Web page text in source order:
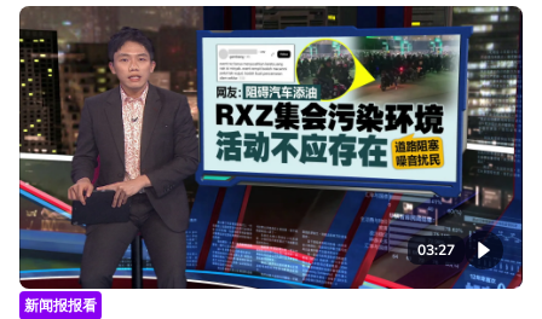
03:27
新闻报报看